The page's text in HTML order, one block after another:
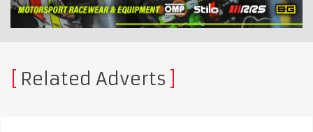
Related Adverts